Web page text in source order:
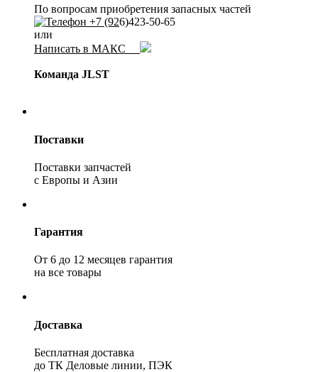
По вопросам приобретения запасных частей
+7 (926)423-50-65
или
Написать в МАКС
Команда JLST
Поставки
Поставки запчастей
с Европы и Азии
Гарантия
От 6 до 12 месяцев гарантия
на все товары
Доставка
Бесплатная доставка
до ТК Деловые линии, ПЭК